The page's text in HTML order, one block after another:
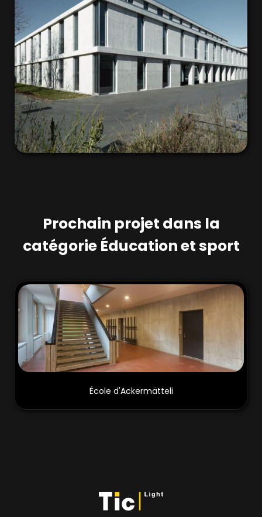
Prochain projet dans la
catégorie Éducation et sport
École d'Ackermätteli